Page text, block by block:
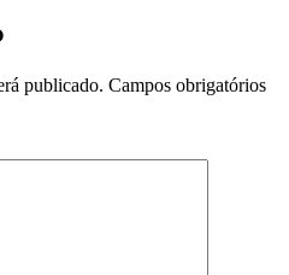
publicado. Campos obrigatórios